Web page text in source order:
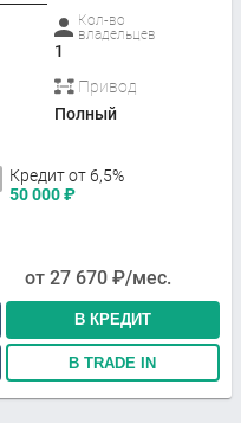
Кол-во
владельцев
1
Привод
Полный
Кредит от 6,5%
50 000₽
от 27 670 ₽/мес.
В КРЕДИТ
В TRADE IN